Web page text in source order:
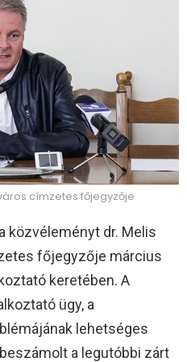
címzetes főjegyzője
közvéleményt dr. Melis
főjegyzője március
keretében. A
ügy, a
lehetséges
a legutóbbi zárt